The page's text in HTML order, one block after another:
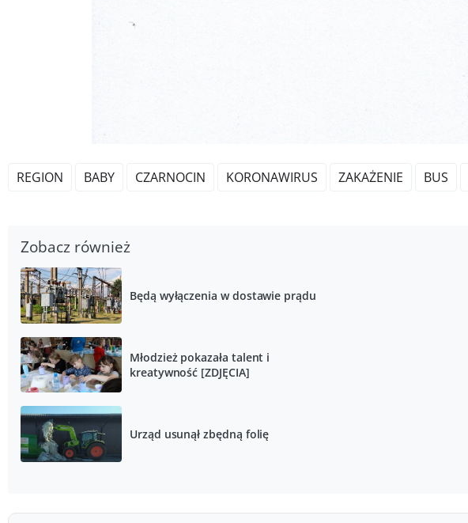
REGION BABY CZARNOCIN KORONAWIRUS ZAKAŻENIE BUS
Zobacz również
Będą wyłączenia w dostawie prądu
Młodzież pokazała talent i
kreatywność [ZDJĘCIA]
Urząd usunął zbędną folię